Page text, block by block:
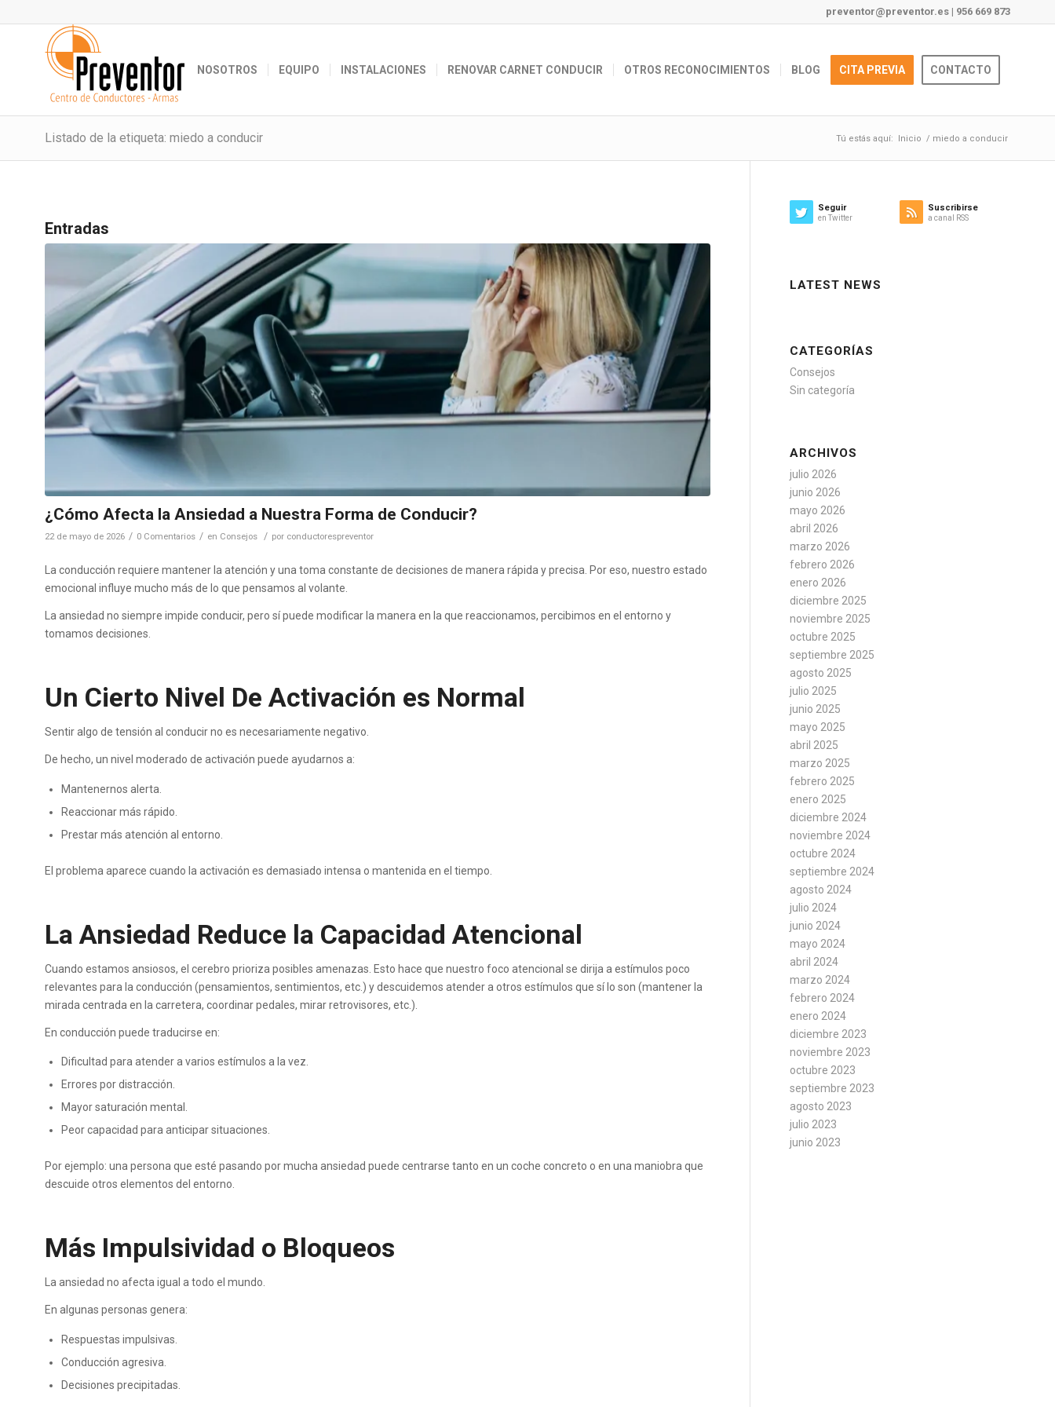
preventor@preventor.es | 956 669 873
NOSOTROS EQUIPO INSTALACIONES RENOVAR CARNET CONDUCIR OTROS RECONOCIMIENTOS BLOG CITA PREVIA CONTACTO
Listado de la etiqueta: miedo a conducir Tú estás aquí: Inicio / miedo a conducir
Entradas
¿Cómo Afecta la Ansiedad a Nuestra Forma de Conducir?
22 de mayo de 2026 / 0 Comentarios / en Consejos / por conductorespreventor
La conducción requiere mantener la atención y una toma constante de decisiones de manera rápida y precisa. Por eso, nuestro estado
emocional influye mucho más de lo que pensamos al volante.
La ansiedad no siempre impide conducir, pero sí puede modificar la manera en la que reaccionamos, percibimos en el entorno y
tomamos decisiones.
Un Cierto Nivel De Activación es Normal
Sentir algo de tensión al conducir no es necesariamente negativo.
De hecho, un nivel moderado de activación puede ayudarnos a:
Mantenernos alerta.
Reaccionar más rápido.
Prestar más atención al entorno.
El problema aparece cuando la activación es demasiado intensa o mantenida en el tiempo.
La Ansiedad Reduce la Capacidad Atencional
Cuando estamos ansiosos, el cerebro prioriza posibles amenazas. Esto hace que nuestro foco atencional se dirija a estímulos poco
relevantes para la conducción (pensamientos, sentimientos, etc.) y descuidemos atender a otros estímulos que sí lo son (mantener la
mirada centrada en la carretera, coordinar pedales, mirar retrovisores, etc.).
En conducción puede traducirse en:
Dificultad para atender a varios estímulos a la vez.
Errores por distracción.
Mayor saturación mental.
Peor capacidad para anticipar situaciones.
Por ejemplo: una persona que esté pasando por mucha ansiedad puede centrarse tanto en un coche concreto o en una maniobra que
descuide otros elementos del entorno.
Más Impulsividad o Bloqueos
La ansiedad no afecta igual a todo el mundo.
En algunas personas genera:
Respuestas impulsivas.
Conducción agresiva.
Decisiones precipitadas.
Seguir
en Twitter
Suscribirse
a canal RSS
LATEST NEWS
CATEGORÍAS
Consejos
Sin categoría
ARCHIVOS
julio 2026
junio 2026
mayo 2026
abril 2026
marzo 2026
febrero 2026
enero 2026
diciembre 2025
noviembre 2025
octubre 2025
septiembre 2025
agosto 2025
julio 2025
junio 2025
mayo 2025
abril 2025
marzo 2025
febrero 2025
enero 2025
diciembre 2024
noviembre 2024
octubre 2024
septiembre 2024
agosto 2024
julio 2024
junio 2024
mayo 2024
abril 2024
marzo 2024
febrero 2024
enero 2024
diciembre 2023
noviembre 2023
octubre 2023
septiembre 2023
agosto 2023
julio 2023
junio 2023